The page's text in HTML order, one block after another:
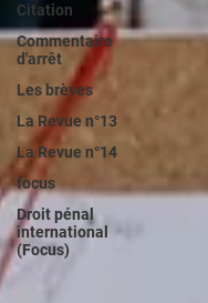
Citation
Commentaire
d'arrêt
Les brèves
La Revue n°13
La Revue n°14
focus
Droit pénal
international
(Focus)